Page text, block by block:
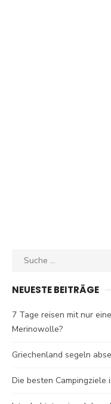
Search
NEUESTE BEITRÄGE
7 Tage reisen mit nur
Merinowolle?
Griechenland segeln
Die besten Campingziele